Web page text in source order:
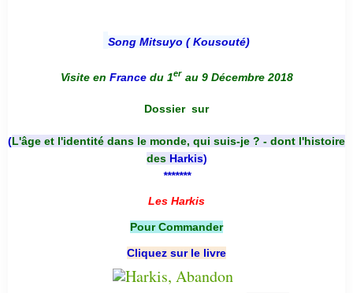
Song Mitsuyo ( Kousouté)
Visite en France du 1er au 9 Décembre 2018
Dossier sur
(L'âge et l'identité dans le monde, qui suis-je ? - dont l'histoire
des Harkis)
*******
Les Harkis
Pour Commander
Cliquez sur le livre